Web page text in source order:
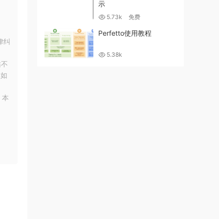
纠
本
示
5.73k 免费
Perfetto使用教程
5.38k